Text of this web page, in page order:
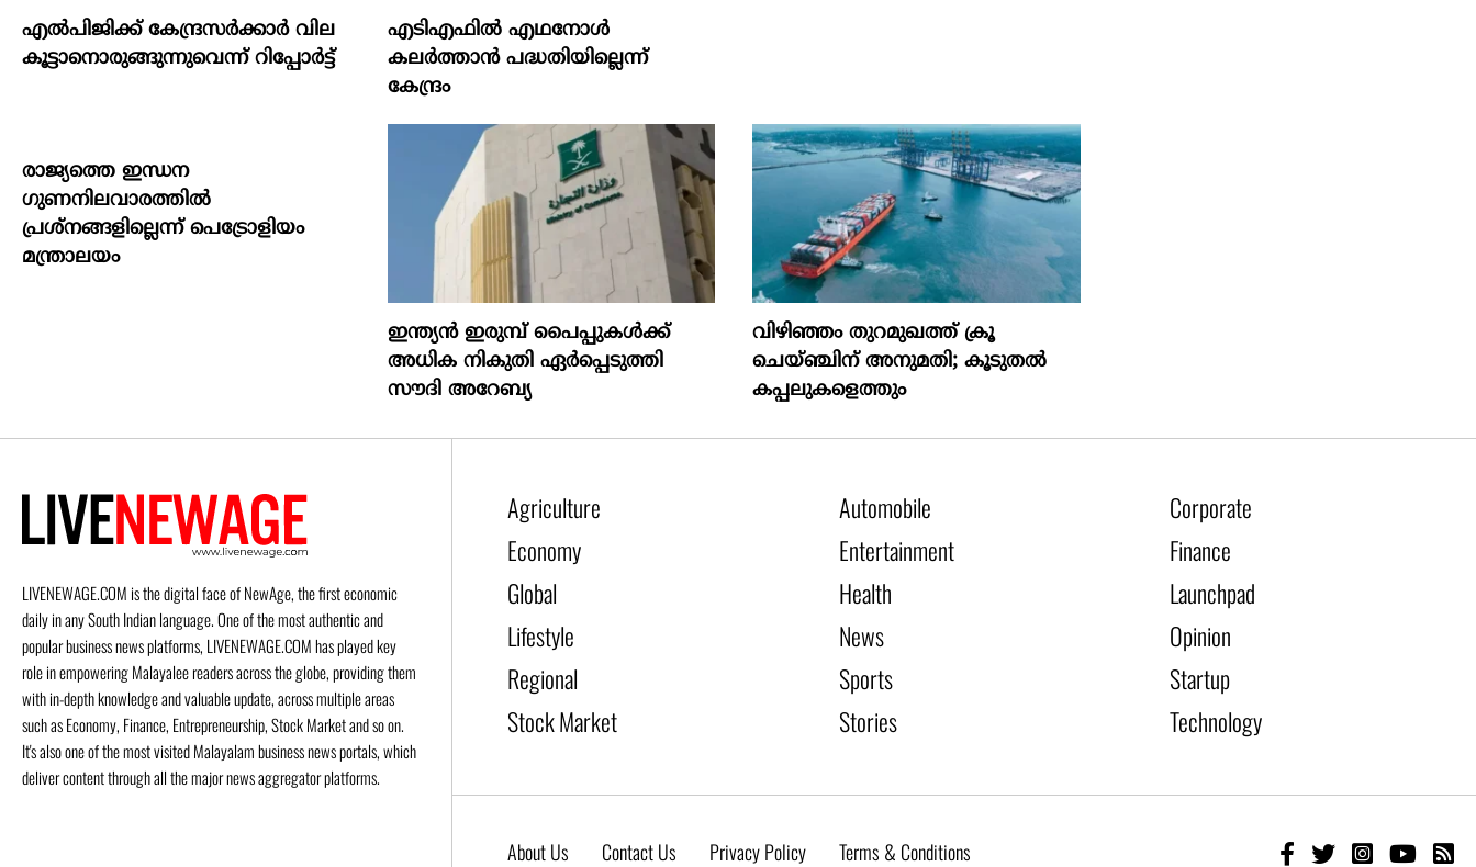
എല്‍പിജിക്ക് കേന്ദ്രസർക്കാർ വില
കൂട്ടാനൊരുങ്ങുന്നുവെന്ന് റിപ്പോർട്ട്
എടിഎഫില്‍ എഥനോള്‍
കലര്‍ത്താന്‍ പദ്ധതിയില്ലെന്ന്
കേന്ദ്രം
രാജ്യത്തെ ഇന്ധന
ഗുണനിലവാരത്തില്‍
പ്രശ്‌നങ്ങളില്ലെന്ന് പെട്രോളിയം
മന്ത്രാലയം
ഇന്ത്യൻ ഇരുമ്പ് പൈപ്പുകൾക്ക്
അധിക നികുതി ഏർപ്പെടുത്തി
സൗദി അറേബ്യ
വിഴിഞ്ഞം തുറമുഖത്ത് ക്രൂ
ചെയ്ഞ്ചിന് അനുമതി; കൂടുതൽ
കപ്പലുകളെത്തും
LIVENEWAGE.COM is the digital face of NewAge, the first economic
daily in any South Indian language. One of the most authentic and
popular business news platforms, LIVENEWAGE.COM has played key
role in empowering Malayalee readers across the globe, providing them
with in-depth knowledge and valuable update, across multiple areas
such as Economy, Finance, Entrepreneurship, Stock Market and so on.
It's also one of the most visited Malayalam business news portals, which
deliver content through all the major news aggregator platforms.
Agriculture Automobile
Corporate
Economy
Entertainment
Finance
Global
Health
Launchpad
Lifestyle
News
Opinion
Regional
Sports
Startup
Stock Market
Stories Technology
About Us Contact Us Privacy Policy Terms & Conditions